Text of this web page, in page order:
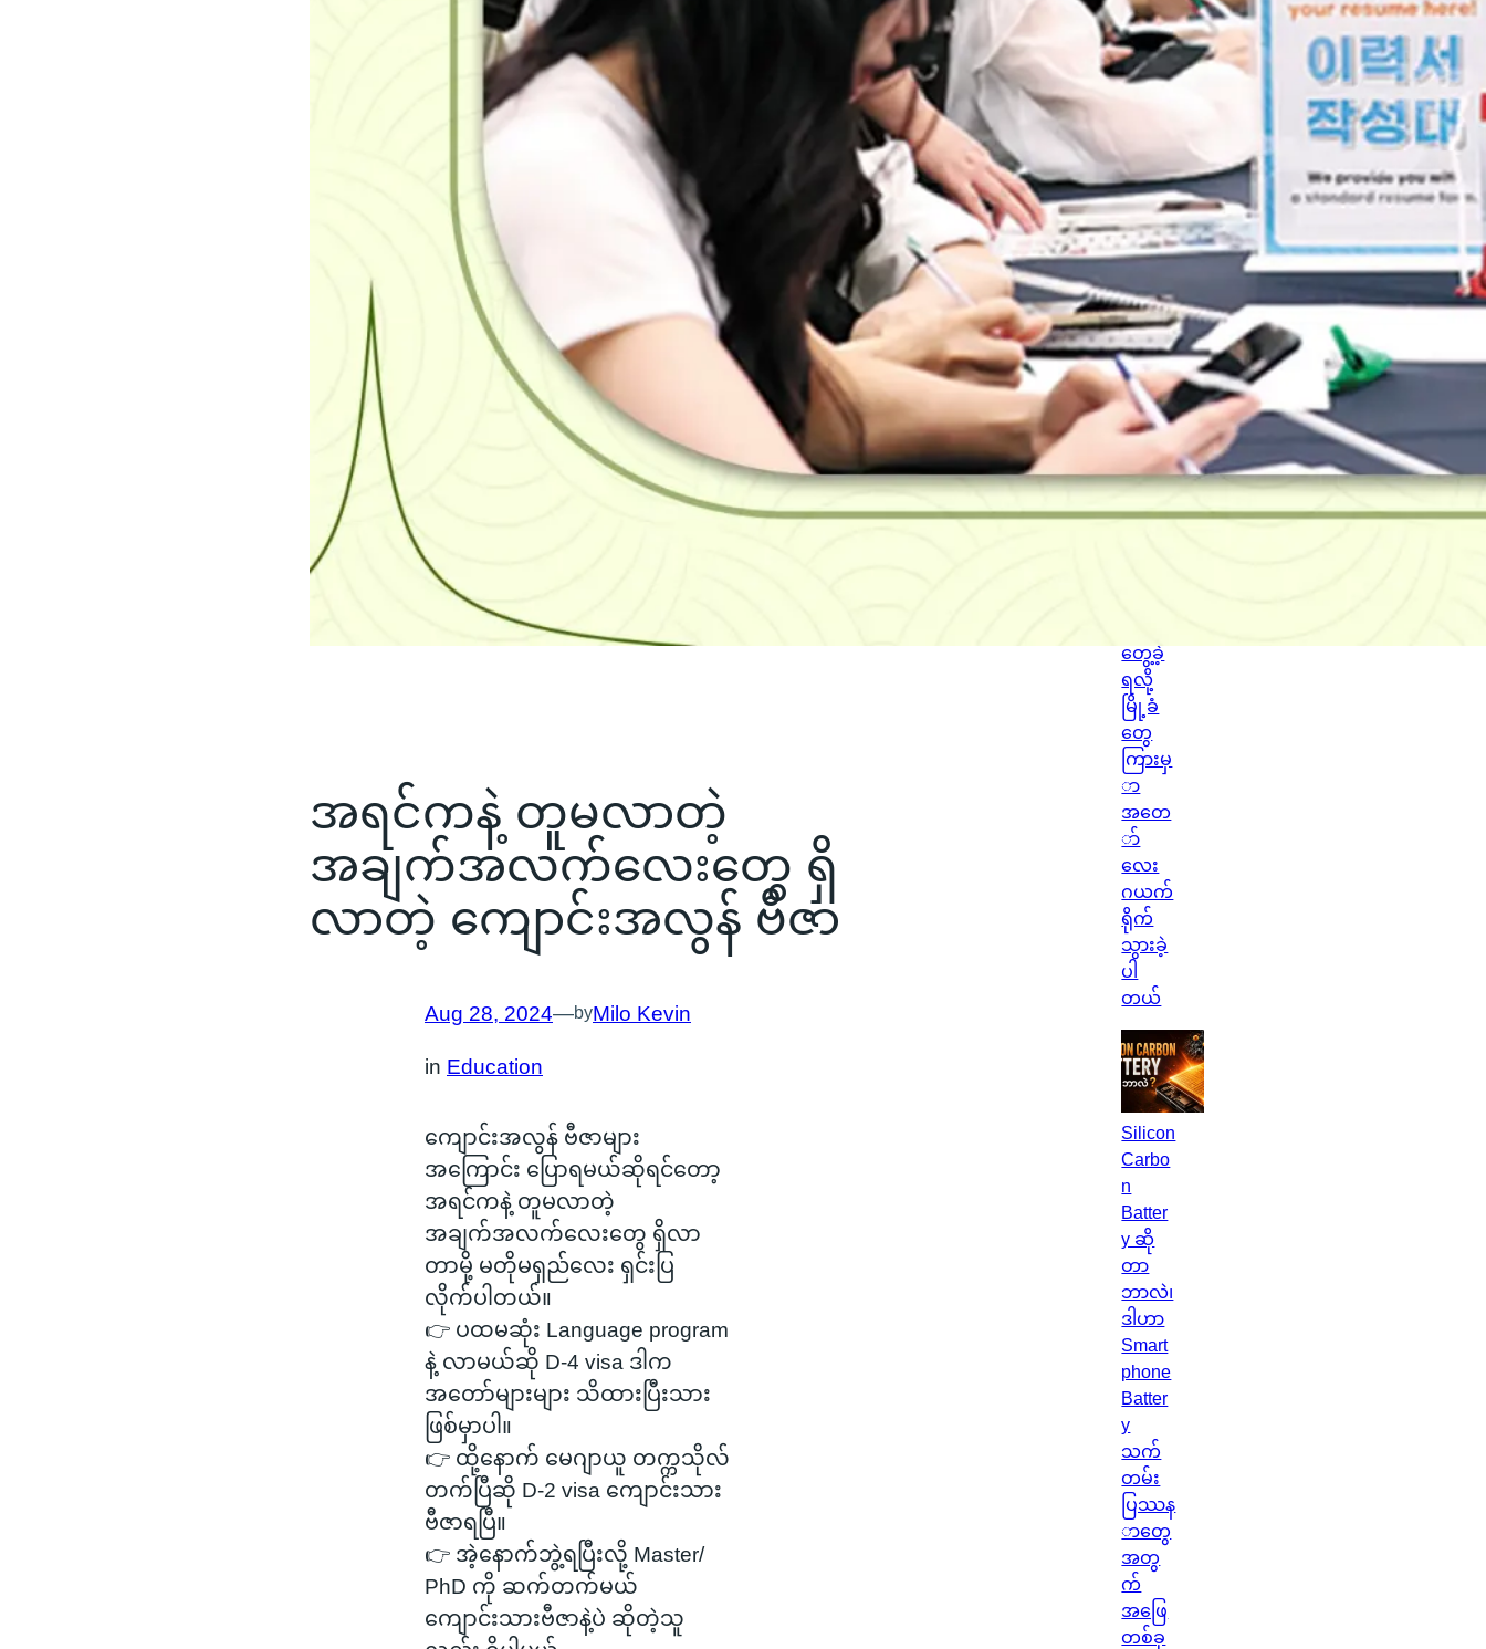
အရင်ကနဲ့ တူမလာတဲ့
အချက်အလက်လေးတွေ ရှိ
လာတဲ့ ကျောင်းအလွန် ဗီဇာ
Aug 28, 2024—byMilo Kevin
in Education
ကျောင်းအလွန် ဗီဇာများ
အကြောင်း ပြောရမယ်ဆိုရင်တော့
အရင်ကနဲ့ တူမလာတဲ့
အချက်အလက်လေးတွေ ရှိလာ
တာမို့ မတိုမရှည်လေး ရှင်းပြ
လိုက်ပါတယ်။
👉 ပထမဆုံး Language program
နဲ့ လာမယ်ဆို D-4 visa ဒါက
အတော်များများ သိထားပြီးသား
ဖြစ်မှာပါ။
👉 ထို့နောက် မေဂျာယူ တက္ကသိုလ်
တက်ပြီဆို D-2 visa ကျောင်းသား
ဗီဇာရပြီ။
👉 အဲ့နောက်ဘွဲ့ရပြီးလို့ Master/
PhD ကို ဆက်တက်မယ်
ကျောင်းသားဗီဇာနဲ့ပဲ ဆိုတဲ့သူ
နေတာ
ကို မြင်
တွေ့ခဲ့
စကော့
တလန်
နိုင်ငံ
Glasg
ရဲ့
ကောင်
းကင်
ပေါ်မှာ
နဂါး
တစ်
ကောင်
အမှန်
တက
တွေ့ခဲ့
ရလို့
မြို့ခံ
တွေ
ကြားမှ
ာ
အတေ
ာ်
လေး
ဂယက်
ရိုက်
သွားခဲ့
ပါ
တယ်
Silicon
Carbo
n
Batter
y ဆို
တာ
ဘာလဲ၊
ဒါဟာ
Smart
phone
Batter
y
သက်
တမ်း
ပြဿန
ာတွေ
အတွ
က်
အဖြေ
တစ်ခု